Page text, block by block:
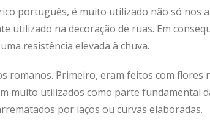
português, é muito utilizado não só nos
utilizado na decoração de ruas. Em
resistência elevada à chuva.
romanos. Primeiro, eram feitos com flores
muito utilizados como parte fundamental
por laços ou curvas elaboradas.